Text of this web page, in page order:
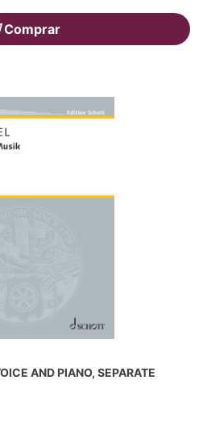
Comprar
AND PIANO, SEPARATE